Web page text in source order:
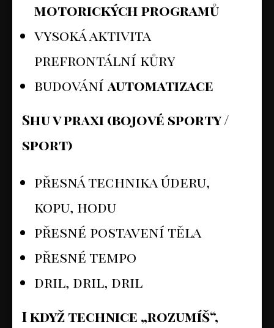
motorických programů
vysoká aktivita
prefrontální kůry
budování automatizace
Shu v praxi (bojové sporty /
sport)
přesná technika úderu,
kopu, hodu
přesné postavení těla
přesné tempo
dril, dril, dril
I když technice „rozumíš“,